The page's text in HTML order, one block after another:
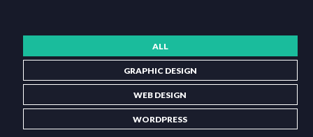
ALL
GRAPHIC DESIGN
WEB DESIGN
WORDPRESS